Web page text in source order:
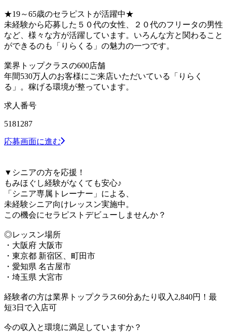
★19～65歳のセラピストが活躍中★
未経験から応募した５０代の女性、２０代のフリータの男性
など、様々な方が活躍しています。いろんな方と関わること
ができるのも「りらくる」の魅力の一つです。
業界トップクラスの600店舗
年間530万人のお客様にご来店いただいている「りらく
る」。稼げる環境が整っています。
求人番号
5181287
応募画面に進む
▼シニアの方を応援！
もみほぐし経験がなくても安心♪
「シニア専属トレーナー」による、
未経験シニア向けレッスン実施中。
この機会にセラピストデビューしませんか？
◎レッスン場所
・大阪府 大阪市
・東京都 新宿区、町田市
・愛知県 名古屋市
・埼玉県 大宮市
経験者の方は業界トップクラス60分あたり収入2,840円！最
短3日で入店可
今の収入と環境に満足していますか？